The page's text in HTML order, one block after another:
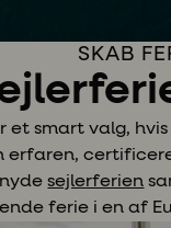
SKAB
et smart valg,
erfaren,
sejlerferien
ferie i en af